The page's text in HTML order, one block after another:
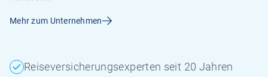
Mehr zum Unternehmen
Reiseversicherungsexperten seit 20 Jahren